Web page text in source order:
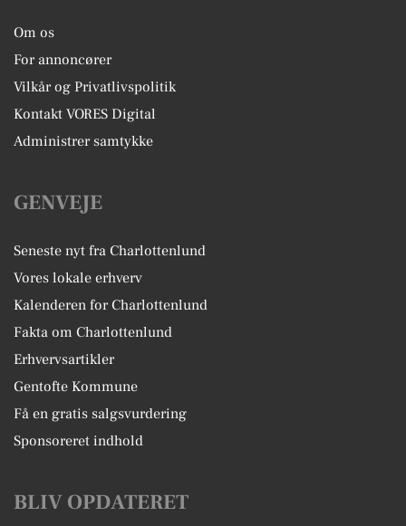
Om os
For annoncører
Vilkår og Privatlivspolitik
Kontakt VORES Digital
Administrer samtykke
GENVEJE
Seneste nyt fra Charlottenlund
Vores lokale erhverv
Kalenderen for Charlottenlund
Fakta om Charlottenlund
Erhvervsartikler
Gentofte Kommune
Få en gratis salgsvurdering
Sponsoreret indhold
BLIV OPDATERET